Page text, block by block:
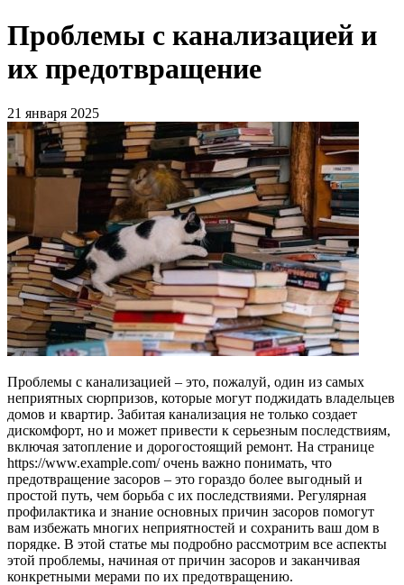
Проблемы с канализацией и
их предотвращение
21 января 2025
Проблемы с канализацией – это, пожалуй, один из самых
неприятных сюрпризов, которые могут поджидать владельцев
домов и квартир. Забитая канализация не только создает
дискомфорт, но и может привести к серьезным последствиям,
включая затопление и дорогостоящий ремонт. На странице
https://www.example.com/ очень важно понимать, что
предотвращение засоров – это гораздо более выгодный и
простой путь, чем борьба с их последствиями. Регулярная
профилактика и знание основных причин засоров помогут
вам избежать многих неприятностей и сохранить ваш дом в
порядке. В этой статье мы подробно рассмотрим все аспекты
этой проблемы, начиная от причин засоров и заканчивая
конкретными мерами по их предотвращению.